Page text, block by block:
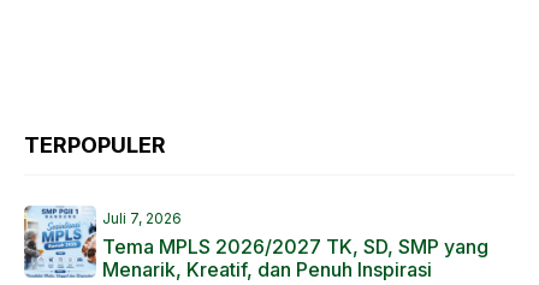
TERPOPULER
Juli 7, 2026
Tema MPLS 2026/2027 TK, SD, SMP yang
Menarik, Kreatif, dan Penuh Inspirasi